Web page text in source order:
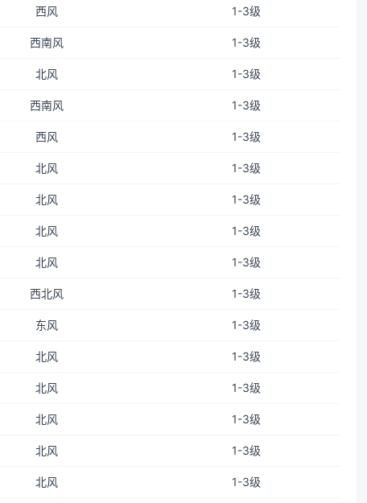
西风 1-3级
西南风 1-3级
北风 1-3级
西南风 1-3级
西风 1-3级
北风 1-3级
北风 1-3级
北风 1-3级
北风 1-3级
西北风 1-3级
东风 1-3级
北风 1-3级
北风 1-3级
北风 1-3级
北风 1-3级
北风 1-3级